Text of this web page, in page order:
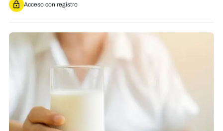
Acceso con registro